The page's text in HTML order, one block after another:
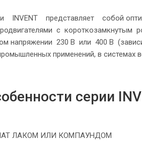
INVENT представляет собой
с короткозамкнутым
напряжении 230 В или 400 В
применений, в системах
серии
ЛАКОМ ИЛИ КОМПАУНДОМ